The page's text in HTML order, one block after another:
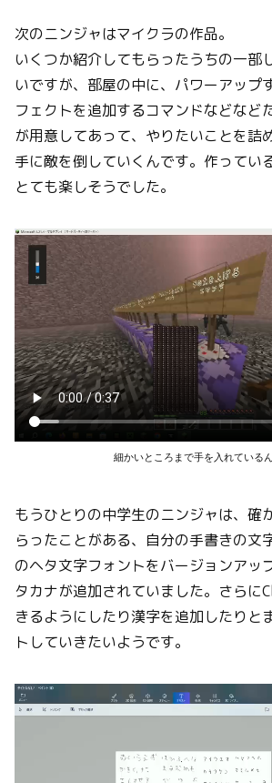
次のニンジャはマイクラの作品。
いくつか紹介してもらったうちの一部
いですが、部屋の中に、パワーアップ
フェクトを追加するコマンドなどなど
が用意してあって、やりたいことを詰
手に敵を倒していくんです。作ってい
とても楽しそうでした。
細かいところまで手を入れているん
もうひとりの中学生のニンジャは、確
らったことがある、自分の手書きの文
のヘタ文字フォントをバージョンアッ
タカナが追加されていました。さらに
きるようにしたり漢字を追加したりと
トしていきたいようです。